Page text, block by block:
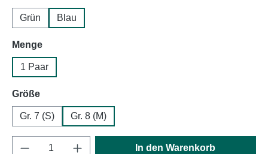
Grün Blau
Mengeauswählen
1 Paar
Größeauswählen
Gr. 7 (S) Gr. 8 (M)
Produkt Anzahl: Gib den gewünschten
In den Warenkorb